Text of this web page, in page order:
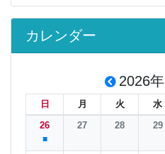
カレンダー
2026年
日 月 火 水
26
■
27 28 29